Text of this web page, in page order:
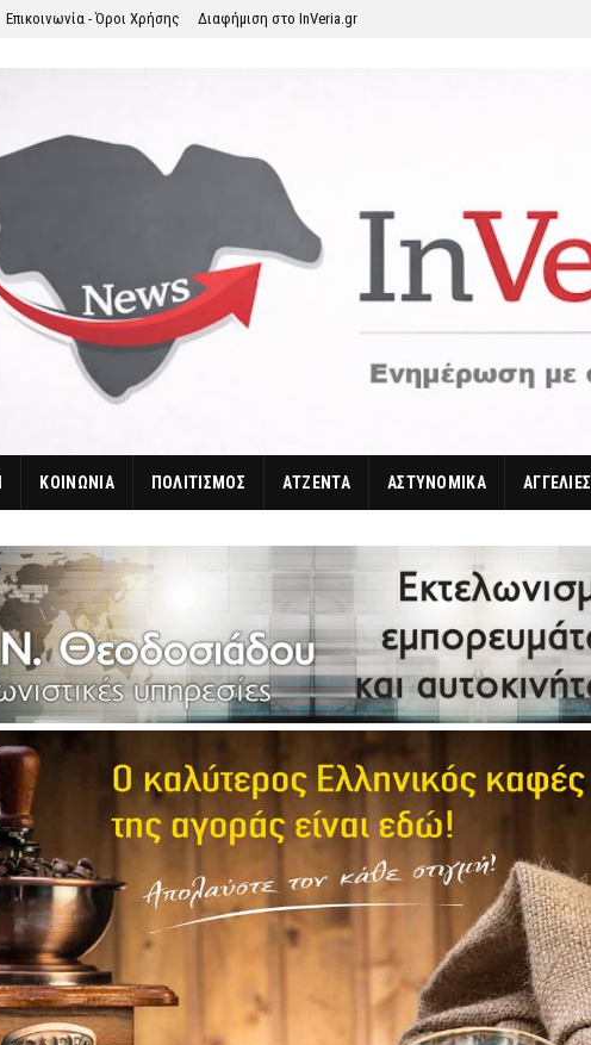
Επικοινωνία - Όροι Χρήσης Διαφήμιση στο InVeria.gr
ΚΟΙΝΩΝΙΑ ΠΟΛΙΤΙΣΜΟΣ ΑΤΖΕΝΤΑ ΑΣΤΥΝΟΜΙΚΑ ΑΓΓΕΛΙΕΣ